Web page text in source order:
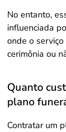
No entanto,
influenciada
onde o
cerimônia ou
Quanto
plano
Contratar um